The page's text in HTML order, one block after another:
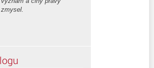
zmysel.